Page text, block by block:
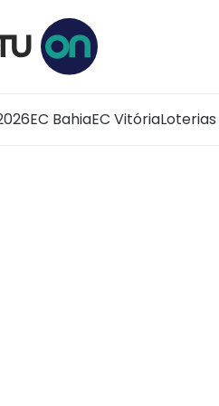
EC BahiaEC VitóriaLoterias